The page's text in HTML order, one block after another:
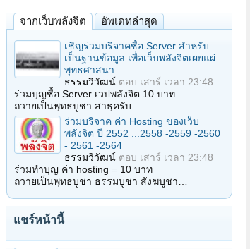
จากเว็บพลังจิต อัพเดทล่าสุด
เชิญร่วมบริจาคซื้อ Server สำหรับ
เป็นฐานข้อมูล เพื่อเว็บพลังจิตเผยแผ่
พุทธศาสนา
ธรรมวิวัฒน์ ตอบ เสาร์ เวลา 23:48
ร่วมบุญซื้อ Server เวปพลังจิต 10 บาท
ถวายเป็นพุทธบูชา สาธุครับ…
ร่วมบริจาค ค่า Hosting ของเว็บ
พลังจิต ปี 2552 ...2558 -2559 -2560
- 2561 -2564
ธรรมวิวัฒน์ ตอบ เสาร์ เวลา 23:48
ร่วมทำบุญ ค่า hosting = 10 บาท
ถวายเป็นพุทธบูชา ธรรมบูชา สังฆบูชา…
แชร์หน้านี้